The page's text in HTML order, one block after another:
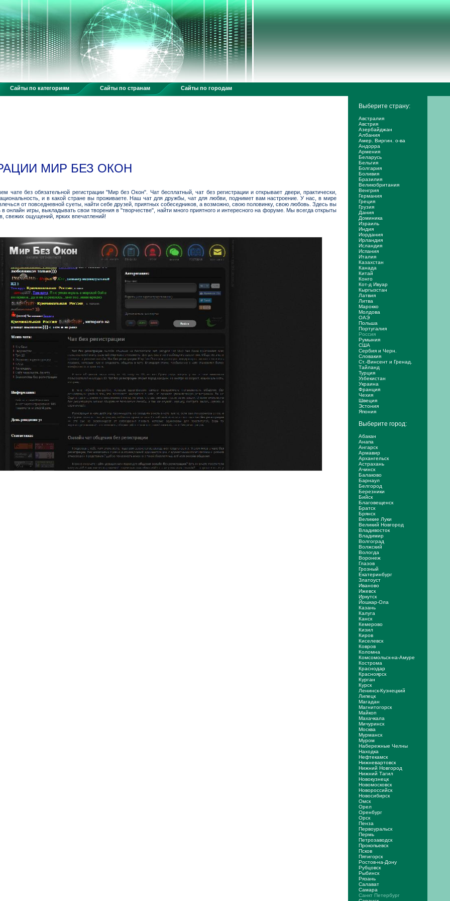
Сайты по категориям Сайты по странам Сайты по городам
МИР БЕЗ ОКОН
чате без обязательной регистрации "Мир без Окон". Чат бесплатный, чат без регистрации и открывает двери, практически,
и в какой стране вы проживаете. Наш чат для дружбы, чат для любви, поднимет вам настроение. У нас, в мире
от повседневной суеты, найти себе друзей, приятных собеседников, а возможно, свою половинку, свою любовь. Здесь вы
онлайн игры, выкладывать свои творения в "творчестве", найти много приятного и интересного на форуме. Мы всегда открыты
свежих ощущений, ярких впечатлений!
Выберите страну:
Австралия
Австрия
Азербайджан
Албания
Амер. Виргин. о-ва
Андорра
Армения
Беларусь
Бельгия
Болгария
Боливия
Бразилия
Великобритания
Венгрия
Германия
Греция
Грузия
Дания
Доминика
Израиль
Индия
Иордания
Ирландия
Исландия
Испания
Италия
Казахстан
Канада
Китай
Конго
Кот-д Ивуар
Кыргызстан
Латвия
Литва
Марокко
Молдова
ОАЭ
Польша
Португалия
Россия
Румыния
США
Сербия и Черн.
Словакия
Ст.-Винсент и Гренад.
Тайланд
Турция
Узбекистан
Украина
Франция
Чехия
Швеция
Эстония
Япония
Выберите город:
Абакан
Анапа
Ангарск
Армавир
Архангельск
Астрахань
Ачинск
Балаково
Барнаул
Белгород
Березники
Бийск
Благовещенск
Братск
Брянск
Великие Луки
Великий Новгород
Владивосток
Владимир
Волгоград
Волжский
Вологда
Воронеж
Глазов
Грозный
Екатеринбург
Златоуст
Иваново
Ижевск
Иркутск
Йошкар-Ола
Казань
Калуга
Канск
Кемерово
Кизил
Киров
Киселевск
Ковров
Коломна
Комсомольск-на-Амуре
Кострома
Краснодар
Красноярск
Курган
Курск
Ленинск-Кузнецкий
Липецк
Магадан
Магнитогорск
Майкоп
Махачкала
Мичуринск
Москва
Мурманск
Муром
Набережные Челны
Находка
Нефтекамск
Нижневартовск
Нижний Новгород
Нижний Тагил
Новокузнецк
Новомосковск
Новороссийск
Новосибирск
Омск
Орел
Оренбург
Орск
Пенза
Первоуральск
Пермь
Петрозаводск
Прокопьевск
Псков
Пятигорск
Ростов-на-Дону
Рубцовск
Рыбинск
Рязань
Салават
Самара
Санкт Петербург